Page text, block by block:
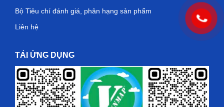
Bộ Tiêu chí đánh giá, phân hạng sản phẩm
Liên hệ
TẢI ỨNG DỤNG